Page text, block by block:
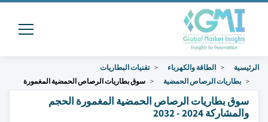
الرئيسية الطاقة والكهرباء
تقنيات البطاريات
بطاريات الرصاص الحمضية
سوق بطاريات الرصاص الحمضية المغمورة
سوق بطاريات الرصاص الحمضية المغمورة الحجم
والمشاركة 2024 - 2032